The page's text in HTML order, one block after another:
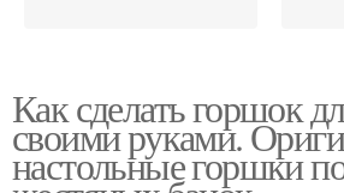
Цветочный горшок
Как сделать горшок
своими руками.
настольные горшки